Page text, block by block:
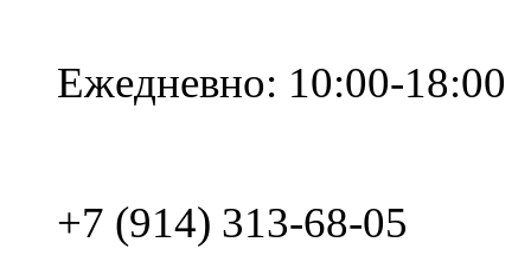
Ежедневно: 10:00-18:00
+7 (914) 313-68-05